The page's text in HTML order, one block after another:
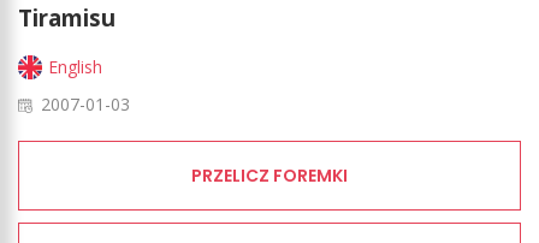
Tiramisu
English
2007-01-03
PRZELICZ FOREMKI